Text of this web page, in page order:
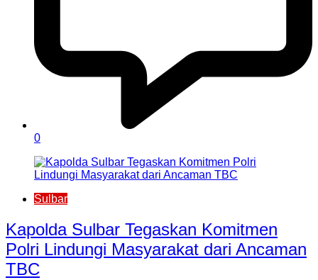
0
Sulbar
Kapolda Sulbar Tegaskan Komitmen
Polri Lindungi Masyarakat dari Ancaman
TBC